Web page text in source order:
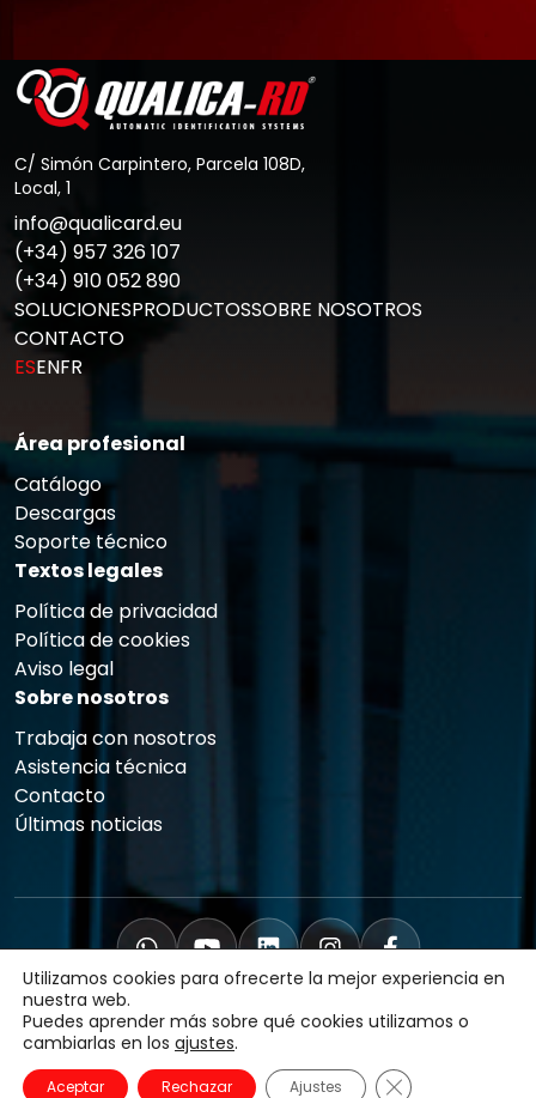
C/ Simón Carpintero, Parcela 108D,
Local, 1
info@qualicard.eu
(+34) 957 326 107
(+34) 910 052 890
SOLUCIONESPRODUCTOSSOBRE NOSOTROS
CONTACTO
ESENFR
Área profesional
Catálogo
Descargas
Soporte técnico
Textos legales
Política de privacidad
Política de cookies
Aviso legal
Sobre nosotros
Trabaja con nosotros
Asistencia técnica
Contacto
Últimas noticias
Copyright © 2025 qualicard.eu Todos los derechos
reservados.
Utilizamos cookies para ofrecerte la mejor experiencia en
nuestra web.
Puedes aprender más sobre qué cookies utilizamos o
cambiarlas en los ajustes.
Aceptar Rechazar Ajustes Cerrar el banner